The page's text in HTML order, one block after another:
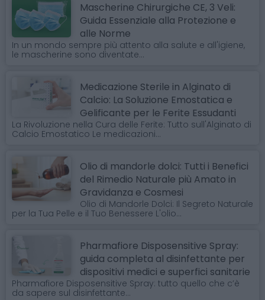
Mascherine Chirurgiche CE, 3 Veli:
Guida Essenziale alla Protezione e
alle Norme
In un mondo sempre più attento alla salute e all'igiene,
le mascherine sono diventate...
Medicazione Sterile in Alginato di
Calcio: La Soluzione Emostatica e
Gelificante per le Ferite Essudanti
La Rivoluzione nella Cura delle Ferite: Tutto sull'Alginato di
Calcio Emostatico Le medicazioni...
Olio di mandorle dolci: Tutti i Benefici
del Rimedio Naturale più Amato in
Gravidanza e Cosmesi
Olio di Mandorle Dolci: Il Segreto Naturale
per la Tua Pelle e il Tuo Benessere L'olio...
Pharmafiore Disposensitive Spray:
guida completa al disinfettante per
dispositivi medici e superfici sanitarie
Pharmafiore Disposensitive Spray: tutto quello che c’è
da sapere sul disinfettante...